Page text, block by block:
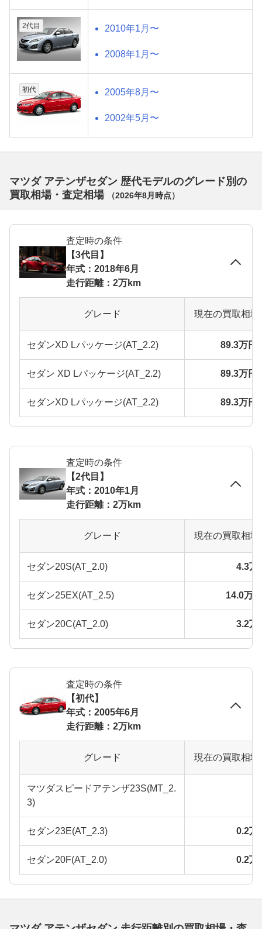
2代目 2010年1月〜
2008年1月〜
初代 2005年8月〜
2002年5月〜
マツダ アテンザセダン 歴代モデルのグレード別の
買取相場・査定相場
（2026年8月 時点）
査定時の条件
【3代目】
年式：2018年6月
走行距離：2万km
グレード 現在の買取相
セダンXD Lパッケージ(AT_2.2) 89.3万円
セダン XD Lパッケージ(AT_2.2) 89.3万円
セダンXD Lパッケージ(AT_2.2) 89.3万円
査定時の条件
【2代目】
年式：2010年1月
走行距離：2万km
グレード 現在の買取相
セダン20S(AT_2.0) 4.3万
セダン25EX(AT_2.5) 14.0万
セダン20C(AT_2.0) 3.2万
査定時の条件
【初代】
年式：2005年6月
走行距離：2万km
グレード 現在の買取相
マツダスピードアテンザ23S(MT_2.
3)
セダン23E(AT_2.3) 0.2万
セダン20F(AT_2.0) 0.2万